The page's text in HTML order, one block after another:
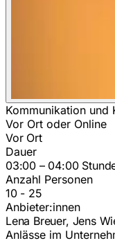
Kommunikation
Vor Ort oder Online
Vor Ort
Dauer
03:00 – 04:00
Anzahl Personen
10 - 25
Anbieter:innen
Lena Breuer, Jens
Anlässe im